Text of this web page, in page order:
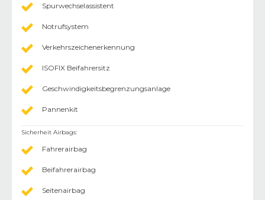
Spurwechselassistent
Notrufsystem
Verkehrszeichenerkennung
ISOFIX Beifahrersitz
Geschwindigkeitsbegrenzungsanlage
Pannenkit
Sicherheit Airbags:
Fahrerairbag
Beifahrerairbag
Seitenairbag